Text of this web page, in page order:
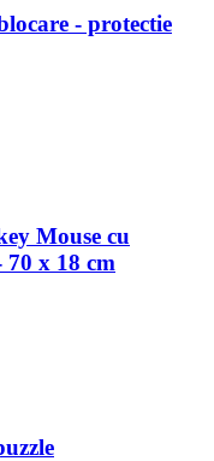
- protectie
Mouse cu
70 x 18 cm